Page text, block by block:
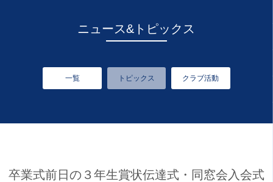
ニュース&トピックス
一覧 トピックス クラブ活動
卒業式前日の３年生賞状伝達式・同窓会入会式